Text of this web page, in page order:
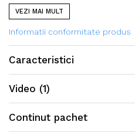
VEZI MAI MULT
Informatii conformitate produs
Caracteristici
Video (1)
Continut pachet